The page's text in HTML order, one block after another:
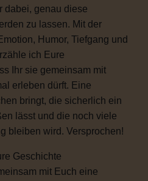
dabei, genau diese
zu lassen. Mit der
Humor, Tiefgang und
ich Eure
Ihr sie gemeinsam mit
erleben dürft. Eine
bringt, die sicherlich ein
lässt und die noch viele
bleiben wird. Versprochen!
Geschichte
mit Euch eine